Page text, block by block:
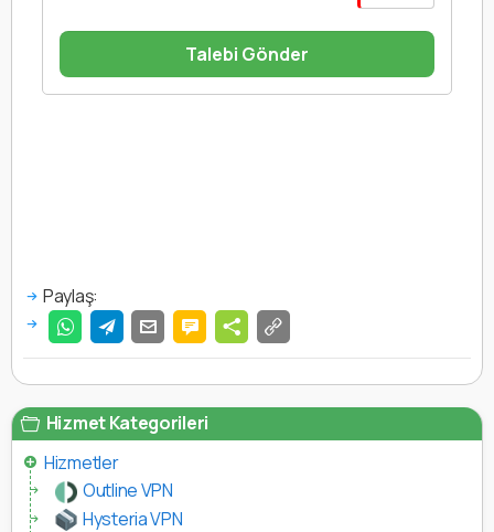
Talebi Gönder
Paylaş:
Hizmet Kategorileri
Hizmetler
Outline VPN
Hysteria VPN